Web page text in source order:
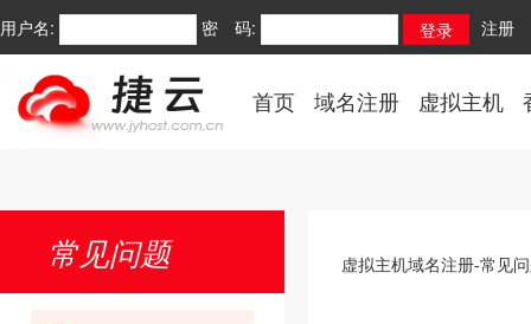
用户名: 密 码: 注册
首页 域名注册 虚拟主机
常见问题 虚拟主机域名注册-常见